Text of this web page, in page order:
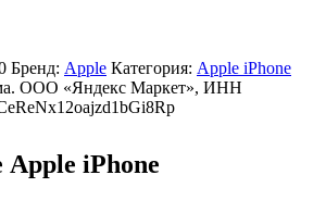
Бренд: Apple Категория: Apple iPhone
ООО «Яндекс Маркет», ИНН
iPhone